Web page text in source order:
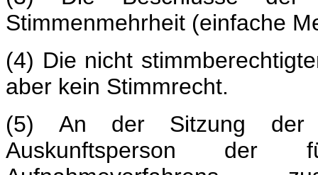
Stimmenmehrheit (einfache
(4) Die nicht
aber kein Stimmrecht.
(5) An der Sitzung der
Auskunftsperson